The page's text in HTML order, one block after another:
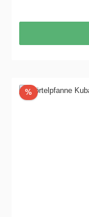
%Rabatt